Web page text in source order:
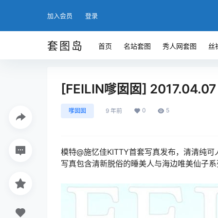
加入会员 登录
套图岛 首页 名站套图 秀人网套图 丝
[FEILIN嗲囡囡]
嗲囡囡 9 年前 0 5
模特@施忆佳KITTY首套写真发布，清清纯
写真包含清新脱俗的睡美人与海边唯美仙子